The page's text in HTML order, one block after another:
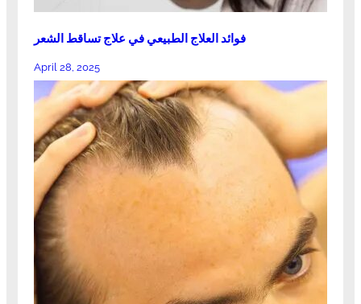
فوائد العلاج الطبيعي في علاج تساقط الشعر
April 28, 2025